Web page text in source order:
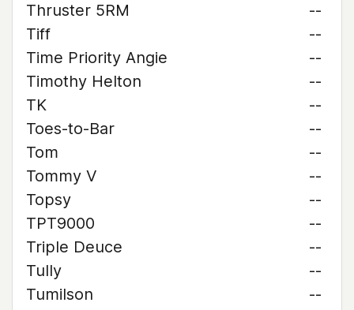
Thruster 5RM
--
Tiff
--
Time Priority Angie
--
Timothy Helton
--
TK
--
Toes-to-Bar
--
Tom
--
Tommy V
--
Topsy
--
TPT9000
--
Triple Deuce
--
Tully
--
Tumilson
--